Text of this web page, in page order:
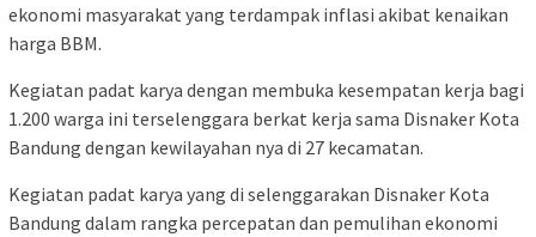
ekonomi masyarakat yang terdampak inflasi akibat kenaikan
harga BBM.
Kegiatan padat karya dengan membuka kesempatan kerja bagi
1.200 warga ini terselenggara berkat kerja sama Disnaker Kota
Bandung dengan kewilayahan nya di 27 kecamatan.
Kegiatan padat karya yang di selenggarakan Disnaker Kota
Bandung dalam rangka percepatan dan pemulihan ekonomi